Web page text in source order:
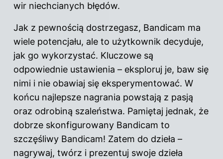
wir niechcianych błędów.
Jak z pewnością dostrzegasz, Bandicam ma
wiele potencjału, ale to użytkownik decyduje,
jak go wykorzystać. Kluczowe są
odpowiednie ustawienia – eksploruj je, baw się
nimi i nie obawiaj się eksperymentować. W
końcu najlepsze nagrania powstają z pasją
oraz odrobiną szaleństwa. Pamiętaj jednak, że
dobrze skonfigurowany Bandicam to
szczęśliwy Bandicam! Zatem do dzieła –
nagrywaj, twórz i prezentuj swoje dzieła